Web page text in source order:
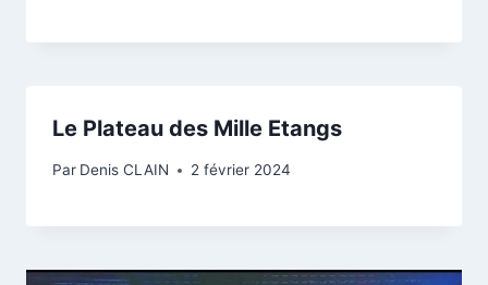
Le Plateau des Mille Etangs
Par Denis CLAIN 2 février 2024